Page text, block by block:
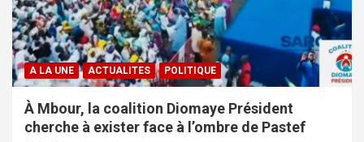
A LA UNE ACTUALITES POLITIQUE
À Mbour, la coalition Diomaye Président
cherche à exister face à l’ombre de Pastef